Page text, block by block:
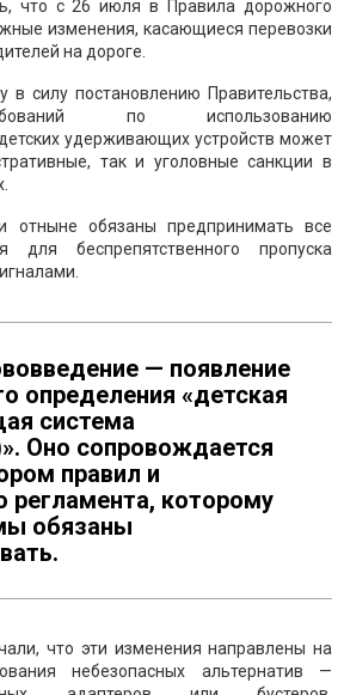
что с 26 июля в Правила дорожного
изменения, касающиеся перевозки
на дороге.
в силу постановлению Правительства,
по использованию
удерживающих устройств может
так и уголовные санкции в
отныне обязаны предпринимать все
для беспрепятственного пропуска
— появление
определения «детская
система
Оно сопровождается
правил и
регламента, которому
обязаны
что эти изменения направлены на
небезопасных альтернатив —